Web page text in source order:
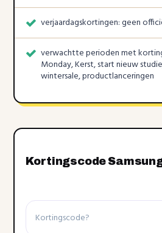
verjaardagskortingen: geen
verwachtte perioden met
Monday, Kerst, start nieuw
wintersale, productlanceringen
Kortingscode
Kortingscode